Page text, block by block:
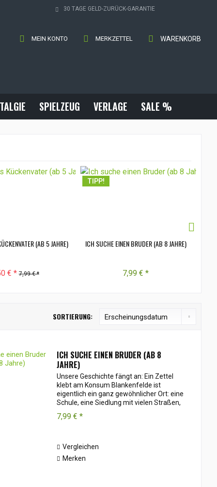
30 TAGE GELD-ZURÜCK-GARANTIE
WARENKORB
MERKZETTEL
MEIN KONTO
SPIELZEUG VERLAGE SALE %
(AB 5 JAHRE)
€ * 7,99 € *
TIPP!
ICH SUCHE EINEN BRUDER (AB 8 JAHRE)
7,99 € *
SORTIERUNG:
ICH SUCHE EINEN BRUDER (AB 8
JAHRE)
Unsere Geschichte fängt an: Ein Zettel
klebt am Konsum Blankenfelde ist
eigentlich ein ganz gewöhnlicher Ort: eine
Schule, eine Siedlung mit vielen Straßen,
in der Nähe fließt ein kleiner Bach. Von der
hohen Eisenbahnbrücke am Bahnhof...
7,99 € *
Vergleichen
Merken